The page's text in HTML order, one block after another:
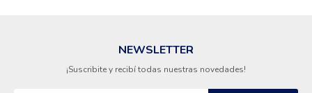
NEWSLETTER
¡Suscribite y recibí todas nuestras novedades!